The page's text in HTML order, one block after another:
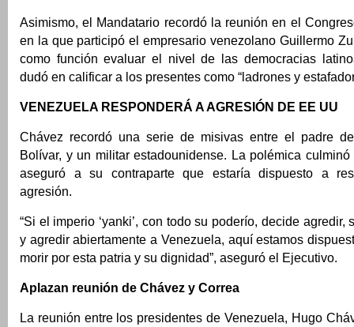
Asimismo, el Mandatario recordó la reunión en el
en la que participó el empresario venezolano Guillermo
como función evaluar el nivel de las democracias
dudó en calificar a los presentes como “ladrones y
VENEZUELA RESPONDERÁ A AGRESIÓN DE EE UU
Chávez recordó una serie de misivas entre el padre
Bolívar, y un militar estadounidense. La polémica
aseguró a su contraparte que estaría dispuesto a
agresión.
“Si el imperio ‘yanki’, con todo su poderío, decide agredir,
y agredir abiertamente a Venezuela, aquí estamos
morir por esta patria y su dignidad”, aseguró el Ejecutivo.
Aplazan reunión de Chávez y Correa
La reunión entre los presidentes de Venezuela, Hugo